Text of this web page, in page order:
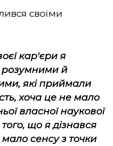
своїми
кар'єри я
й
які приймали
хоча це не мало
власної наукової
що я дізнався
сенсу з точки